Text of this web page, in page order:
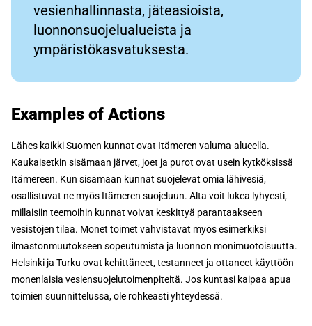
vesienhallinnasta, jäteasioista,
luonnonsuojelualueista ja
ympäristökasvatuksesta.
Examples of Actions
Lähes kaikki Suomen kunnat ovat Itämeren valuma-alueella.
Kaukaisetkin sisämaan järvet, joet ja purot ovat usein kytköksissä
Itämereen. Kun sisämaan kunnat suojelevat omia lähivesiä,
osallistuvat ne myös Itämeren suojeluun. Alta voit lukea lyhyesti,
millaisiin teemoihin kunnat voivat keskittyä parantaakseen
vesistöjen tilaa. Monet toimet vahvistavat myös esimerkiksi
ilmastonmuutokseen sopeutumista ja luonnon monimuotoisuutta.
Helsinki ja Turku ovat kehittäneet, testanneet ja ottaneet käyttöön
monenlaisia vesiensuojelutoimenpiteitä. Jos kuntasi kaipaa apua
toimien suunnittelussa, ole rohkeasti yhteydessä.